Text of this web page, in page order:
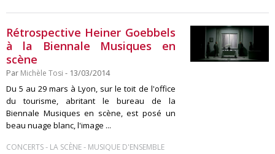
Rétrospective Heiner Goebbels
à la Biennale Musiques en
scène
Par Michèle Tosi - 13/03/2014
Du 5 au 29 mars à Lyon, sur le toit de l'office
du tourisme, abritant le bureau de la
Biennale Musiques en scène, est posé un
beau nuage blanc, l'image ...
CONCERTS- LA SCÈNE- MUSIQUE D'ENSEMBLE